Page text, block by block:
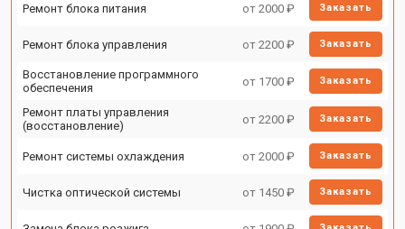
Ремонт блока питания от 2000 ₽ Заказать
Ремонт блока управления от 2200 ₽ Заказать
Восстановление программного
обеспечения
от 1700 ₽ Заказать
Ремонт платы управления
(восстановление)
от 2200 ₽ Заказать
Ремонт системы охлаждения от 2000 ₽ Заказать
Чистка оптической системы от 1450 ₽ Заказать